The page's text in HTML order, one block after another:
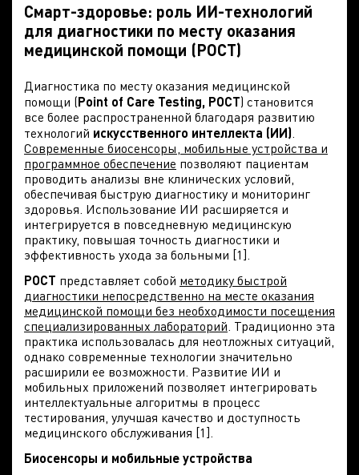
Смарт-здоровье: роль ИИ-технологий
для диагностики по месту оказания
медицинской помощи (РОСТ)
Диагностика по месту оказания медицинской
помощи (Point of Care Testing, POCT) становится
все более распространенной благодаря развитию
технологий искусственного интеллекта (ИИ)
Современные биосенсоры, мобильные устройства и
программное обеспечение позволяют пациентам
проводить анализы вне клинических условий,
обеспечивая быструю диагностику и мониторинг
здоровья. Использование ИИ расширяется и
интегрируется в повседневную медицинскую
практику, повышая точность диагностики и
эффективность ухода за больными [1].
POCT представляет собой методику быстрой
диагностики непосредственно на месте оказания
медицинской помощи без необходимости посещения
специализированных лабораторий . Традиционно эта
практика использовалась для неотложных ситуаций,
однако современные технологии значительно
расширили ее возможности. Развитие ИИ и
мобильных приложений позволяет интегрировать
интеллектуальные алгоритмы в процесс
тестирования, улучшая качество и доступность
медицинского обслуживания [1].
Биосенсоры и мобильные устройства